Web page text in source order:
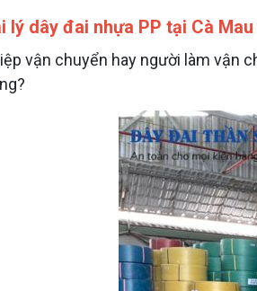
lý dây đai nhựa PP tại Cà
vận chuyển hay người làm vận